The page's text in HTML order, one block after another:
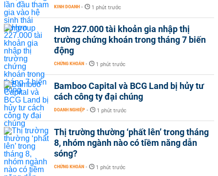
KINH DOANH - 1 phút trước
Hơn 227.000 tài khoản gia nhập thị
trường chứng khoán trong tháng 7 biến
động
CHỨNG KHOÁN - 1 phút trước
Bamboo Capital và BCG Land bị hủy tư
cách công ty đại chúng
DOANH NGHIỆP - 1 phút trước
Thị trường thường ‘phất lên’ trong tháng
8, nhóm ngành nào có tiềm năng dẫn
sóng?
CHỨNG KHOÁN - 1 phút trước